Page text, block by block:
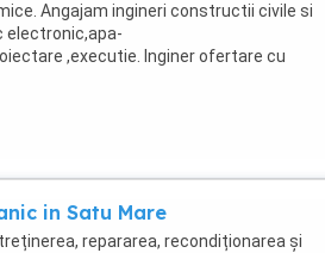
Angajam ingineri constructii civile si
electronic,apa-
,executie. Inginer ofertare cu
Daca ...
in Satu Mare
repararea, recondiționarea și